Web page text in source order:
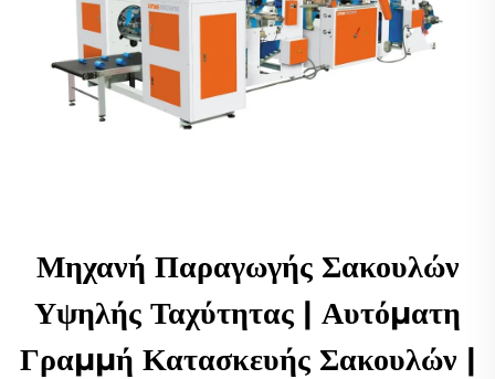
Μηχανή Παραγωγής Σακουλών
Υψηλής Ταχύτητας | Αυτόματη
Γραμμή Κατασκευής Σακουλών |